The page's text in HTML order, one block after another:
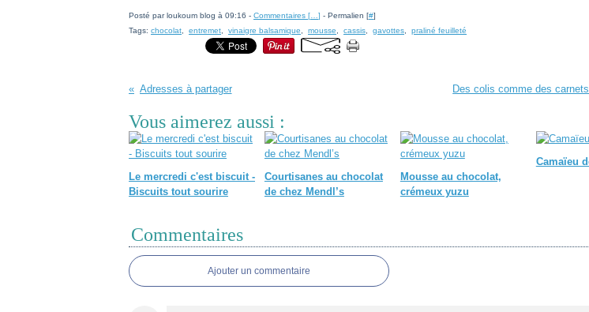
Posté par loukoum blog à 09:16 - Commentaires [ ] - Permalien [#]
Tags: chocolat entremet vinaigre balsamique mousse cassis gavottes praliné feuilleté
Adresses à partager Des colis comme des
Vous aimerez aussi :
Le mercredi c'est biscuit -
Biscuits tout sourire
Courtisanes au chocolat
de chez Mendl’s
Mousse au chocolat,
crémeux yuzu
Camaïeu
Commentaires
Ajouter un commentaire